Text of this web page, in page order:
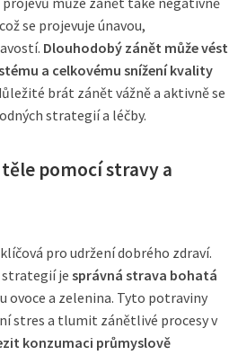
se projevuje únavou,
Dlouhodobý zánět může vést
a celkovému snížení kvality
brát zánět vážně a aktivně se
strategií a léčby.
pomocí stravy a
pro udržení dobrého zdraví.
strategií je správná strava bohatá
ovoce a zelenina. Tyto potraviny
stres a tlumit zánětlivé procesy v
konzumaci průmyslově